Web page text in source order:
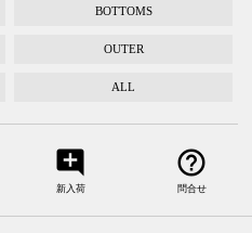
BOTTOMS
OUTER
ALL
add_comment
新入荷
help_outline
問合せ